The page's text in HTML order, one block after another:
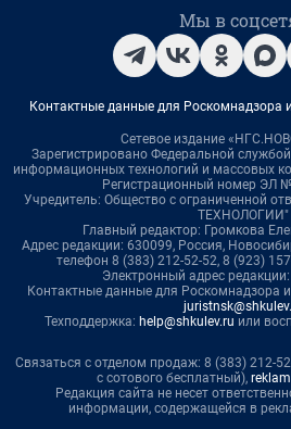
Мы в
Контактные данные для Роскомнадзора
Сетевое издание
Зарегистрировано Федеральной
информационных технологий и массовых
Регистрационный номер ЭЛ
Учредитель: Общество с ограниченной
ТЕХНОЛОГИИ"
Главный редактор: Громкова
Адрес редакции: 630099, Россия,
телефон 8 (383) 212-52-52, 8 (923)
Электронный адрес редакции:
Контактные данные для Роскомнадзора
Техподдержка: help@shkulev.ru или
Связаться с отделом продаж: 8 (383) 212-
с сотового бесплатный),
Редакция сайта не несет
информации, содержащейся в